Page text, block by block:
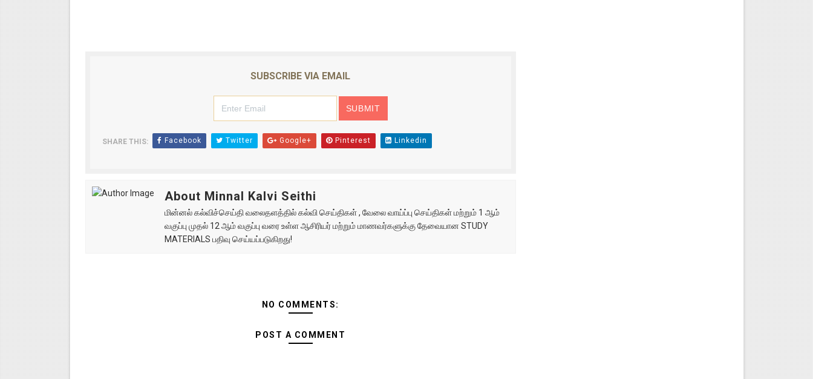
SUBSCRIBE VIA EMAIL
SHARE THIS: Facebook Twitter Google+ Pinterest Linkedin
About Minnal Kalvi Seithi
மின்னல் கல்விச்செய்தி வலைதளத்தில் கல்வி செய்திகள் , வேலை வாய்ப்பு செய்திகள் மற்றும் 1 ஆம்
வகுப்பு முதல் 12 ஆம் வகுப்பு வரை உள்ள ஆசிரியர் மற்றும் மாணவர்களுக்கு தேவையான STUDY
MATERIALS பதிவு செய்யப்படுகிறது!
NO COMMENTS:
POST A COMMENT